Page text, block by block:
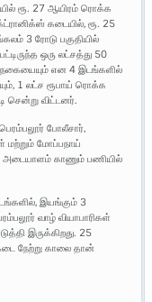
ரூ. 27 ஆயிரம் ரொக்க
கடையில், ரூ. 25
3 ரோடு பகுதியில்
ஒரு லட்சத்து 50
நகையையும் என 4 இடங்களில்
1 லட்ச ரூபாய் ரொக்க
சென்று விட்டனர்.
பெரம்பலூர் போலீசார்,
மற்றும் மோப்பநாய்
காணும் பணியில்
இயங்கும் 3
வாழ் வியாபாரிகள்
இருக்கிறது. 25
நேற்று காலை தான்